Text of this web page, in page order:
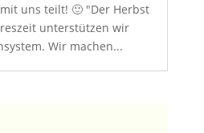
uns teilt! 🙂 "Der Herbst
unterstützen wir
Wir machen...